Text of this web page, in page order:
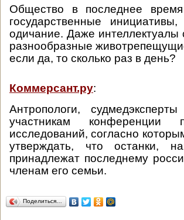
Общество в последнее
государственные
одичание. Даже интеллектуалы
разнообразные
если да, то сколько раз в день?
Коммерсант.ру:
Антропологи,
участникам конференции
исследований, согласно
утверждать, что останки,
принадлежат последнему
членам его семьи.
Поделиться…